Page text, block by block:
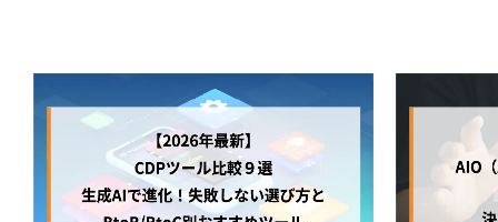
MA/CRM導入コンサルティング
Webサイト診断／アクセス解析